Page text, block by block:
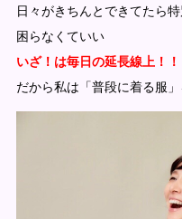
日々がきちんとできてたら
困らなくていい
いざ！は毎日の延長線上！！
だから私は「普段に着る服」